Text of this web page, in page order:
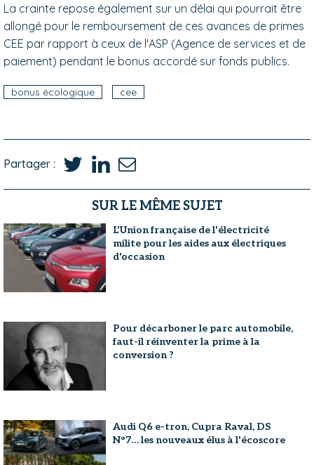
La crainte repose également sur un délai qui pourrait être
allongé pour le remboursement de ces avances de primes
CEE par rapport à ceux de l'ASP (Agence de services et de
paiement) pendant le bonus accordé sur fonds publics.
bonus écologique cee
Partager :
SUR LE MÊME SUJET
L'Union française de l'électricité
milite pour les aides aux électriques
d'occasion
Pour décarboner le parc automobile,
faut-il réinventer la prime à la
conversion ?
Audi Q6 e-tron, Cupra Raval, DS
N°7… les nouveaux élus à l'écoscore